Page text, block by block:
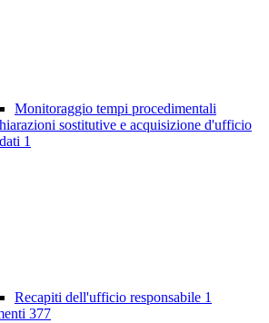
Monitoraggio tempi procedimentali
sostitutive e acquisizione d'ufficio
1
Recapiti dell'ufficio responsabile 1
377